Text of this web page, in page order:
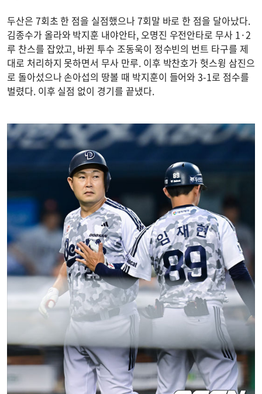
두산은 7회초 한 점을 실점했으나 7회말 바로 한 점을 달아났다.
김종수가 올라와 박지훈 내야안타, 오명진 우전안타로 무사 1·2
루 찬스를 잡았고, 바뀐 투수 조동욱이 정수빈의 번트 타구를 제
대로 처리하지 못하면서 무사 만루. 이후 박찬호가 헛스윙 삼진으
로 돌아섰으나 손아섭의 땅볼 때 박지훈이 들어와 3-1로 점수를
벌렸다. 이후 실점 없이 경기를 끝냈다.